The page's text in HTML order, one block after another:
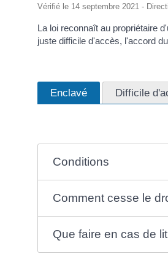
Vérifié le 14 septembre 2021 -
La loi reconnaît au propriétaire
juste difficile d'accès, l'accord
Enclavé Difficile
Conditions
Comment cesse le
Que faire en cas de